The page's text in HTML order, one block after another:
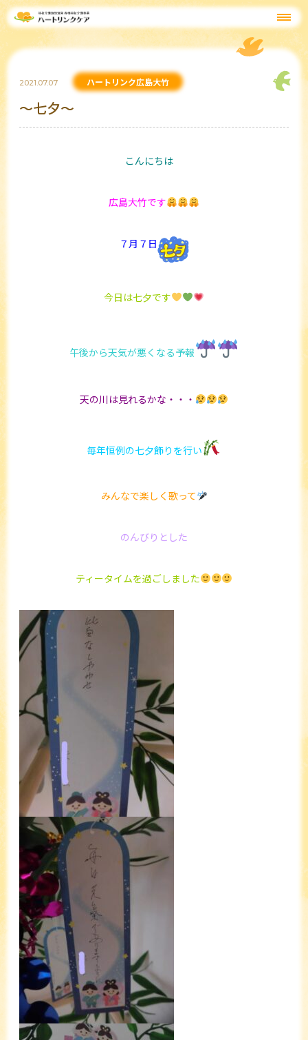
2021.07.07 ハートリンク広島大竹
～七夕～
こんにちは
広島大竹です
７月７日
今日は七夕です
午後から天気が悪くなる予報
天の川は見れるかな・・・
毎年恒例の七夕飾りを行い
みんなで楽しく歌って
のんびりとした
ティータイムを過ごしました